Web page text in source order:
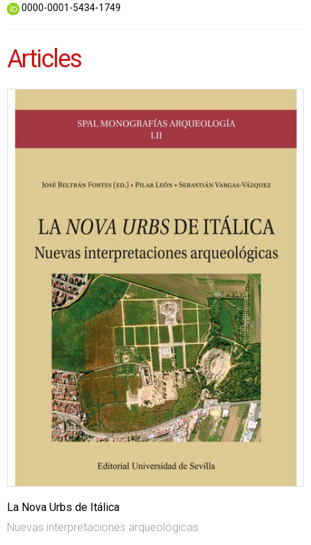
0000-0001-5434-1749
Articles
La Nova Urbs de Itálica
Nuevas interpretaciones arqueológicas